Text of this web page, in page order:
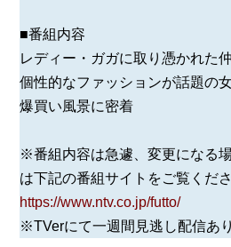
■番組内容
レディー・ガガに取り憑かれた
個性的なファッションが話題の
爆買い風景に密着
※番組内容は急遽、変更になる
は下記の番組サイトをご覧くださ
https://www.ntv.co.jp/futto/
※TVerにて一週間見逃し配信あり